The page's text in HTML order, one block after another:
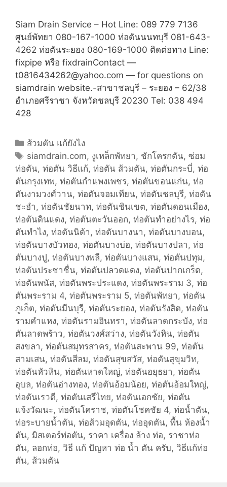
Siam Drain Service – Hot Line: 089 779 7136
ศูนย์พัทยา 080-167-1000 ท่อตันนนทบุรี 081-643-
4262 ท่อตันระยอง 080-169-1000 ติดต่อทาง Line:
fixpipe หรือ fixdrainContact —
t0816434262@yahoo.com — for questions on
siamdrain website.-สาขาชลบุรี – ระยอง – 62/38
อำเภอศรีราชา จังหวัดชลบุรี 20230 Tel: 038 494
428
C
a
t
e
g
o
r
i
e
s
ส้วมตัน แก้ยังไง
T
a
g
s
siamdrain.com, งูเหล็กพัทยา, ชักโครกตัน,ซ่อม
ท่อตัน, ท่อตัน วิธีแก้, ท่อตัน ส้วมตัน, ท่อตันกระบี่, ท่อ
ตันกรุงเทพ, ท่อตันกำแพงเพชร, ท่อตันขอนแก่น, ท่อ
ตันงามวงศ์วาน, ท่อตันจอมเทียน, ท่อตันชลบุรี, ท่อตัน
ชะอำ, ท่อตันชัยนาท, ท่อตันชินเขต, ท่อตันดอนเมือง,
ท่อตันดินแดง, ท่อตันตะวันออก, ท่อตันทำอย่างไร, ท่อ
ตันทำไง, ท่อตันนิด้า, ท่อตันบางนา, ท่อตันบางบอน,
ท่อตันบางบัวทอง, ท่อตันบางบ่อ, ท่อตันบางปลา, ท่อ
ตันบางปู, ท่อตันบางพลี, ท่อตันบางแสน, ท่อตันปทุม,
ท่อตันประชาชื่น, ท่อตันปลวดแดง, ท่อตันปากเกร็ด,
ท่อตันพนัส, ท่อตันพระประแดง, ท่อตันพระราม 3, ท่อ
ตันพระราม 4, ท่อตันพระราม 5, ท่อตันพัทยา, ท่อตัน
ภูเก็ต, ท่อตันมีนบุรี, ท่อตันระยอง, ท่อตันรังสิต, ท่อตัน
รามคำแหง, ท่อตันรามอินทรา, ท่อตันลาดกระบัง, ท่อ
ตันลาดพร้าว, ท่อตันวงศ์สว่าง, ท่อตันวังหิน, ท่อตัน
สงขลา, ท่อตันสมุทรสาคร, ท่อตันสะพาน 99, ท่อตัน
สามเสน, ท่อตันสีลม, ท่อตันสุขสวัส, ท่อตันสุขุมวิท,
ท่อตันหัวหิน, ท่อตันหาดใหญ่, ท่อตันอยุธยา, ท่อตัน
อุบล, ท่อตันอ่างทอง, ท่อตันอ้อมน้อย, ท่อตันอ้อมใหญ่,
ท่อตันเรวดี, ท่อตันเสรีไทย, ท่อตันเอกชัย, ท่อตัน
แจ้งวัฒนะ, ท่อตันโคราช, ท่อตันโชคชัย 4, ท่อน้ำตัน,
ท่อระบายน้ำตัน, ท่อส้วมอุดตัน, ท่ออุดตัน, พื้น ห้องน้ำ
ตัน, มิสเตอร์ท่อตัน, ราคา เครื่อง ล้าง ท่อ, ราชาท่อ
ตัน, ลอกท่อ, วิธี แก้ ปัญหา ท่อ น้ำ ตัน ครับ, วิธีแก้ท่อ
ตัน, ส้วมตัน